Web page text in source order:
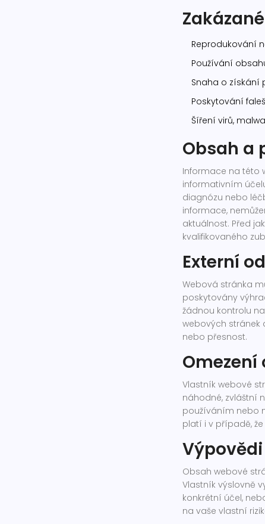
Reprodukování
Používání
Snaha o získání
Poskytování
Šíření virů,
Obsah a
Informace na této
informativním
diagnózu nebo
informace,
aktuálnost. Před
kvalifikovaného
Externí
Webová stránka
poskytovány
žádnou kontrolu
webových stránek
nebo přesnost.
Vlastník webové
náhodné, zvláštní
používáním nebo
platí i v případě,
Obsah webové
Vlastník výslovně
konkrétní účel,
na vaše vlastní